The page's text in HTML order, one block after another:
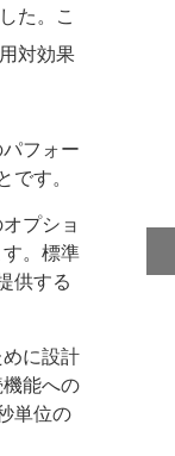
た。こ
対効果
フォー
す。
プショ
。標準
供する
に設計
能への
単位の